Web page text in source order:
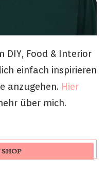
Food & Interior
einfach inspirieren
anzugehen. Hier
über mich.